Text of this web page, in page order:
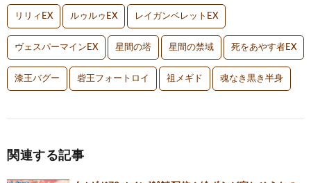
リリィEX ルゥルゥEX レイガンベレットEX
ヴェスパーマインEX 星間の塔 星間の禁域 死をあやす者EX
漆王バグー 砦王フォートロイ 祖メギド 魂なき黒き半身
関連する記事